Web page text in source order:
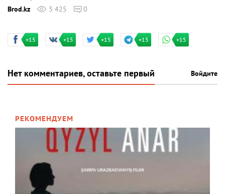
Brod.kz
3 425 0
+15 +15 +15 +15 +15
Нет комментариев, оставьте первый Войдите
РЕКОМЕНДУЕМ